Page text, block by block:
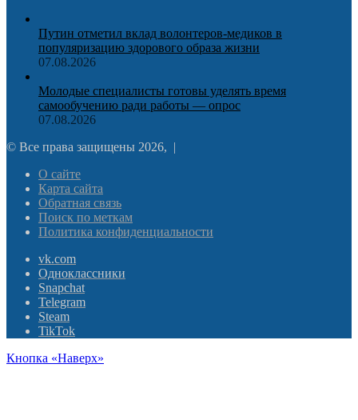
Путин отметил вклад волонтеров-медиков в
популяризацию здорового образа жизни
07.08.2026
Молодые специалисты готовы уделять время
самообучению ради работы — опрос
07.08.2026
© Все права защищены 2026, |
О сайте
Карта сайта
Обратная связь
Поиск по меткам
Политика конфиденциальности
vk.com
Одноклассники
Snapchat
Telegram
Steam
TikTok
Кнопка «Наверх»